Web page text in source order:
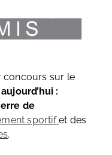
concours sur le
:
de
sportifet des
.